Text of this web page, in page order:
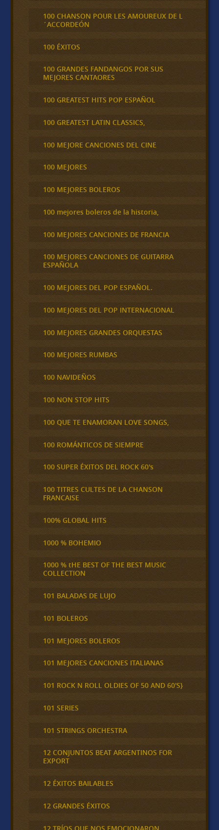
100 CHANSON POUR LES AMOUREUX DE L
´ACCORDEÓN
100 ÉXITOS
100 GRANDES FANDANGOS POR SUS
MEJORES CANTAORES
100 GREATEST HITS POP ESPAÑOL
100 GREATEST LATIN CLASSICS,
100 MEJORE CANCIONES DEL CINE
100 MEJORES
100 MEJORES BOLEROS
100 mejores boleros de la historia,
100 MEJORES CANCIONES DE FRANCIA
100 MEJORES CANCIONES DE GUITARRA
ESPAÑOLA
100 MEJORES DEL POP ESPAÑOL.
100 MEJORES DEL POP INTERNACIONAL
100 MEJORES GRANDES ORQUESTAS
100 MEJORES RUMBAS
100 NAVIDEÑOS
100 NON STOP HITS
100 QUE TE ENAMORAN LOVE SONGS,
100 ROMÁNTICOS DE SIEMPRE
100 SUPER ÉXITOS DEL ROCK 60's
100 TITRES CULTES DE LA CHANSON
FRANCAISE
100% GLOBAL HITS
1000 % BOHEMIO
1000 % tHE BEST OF THE BEST MUSIC
COLLECTION
101 BALADAS DE LUJO
101 BOLEROS
101 MEJORES BOLEROS
101 MEJORES CANCIONES ITALIANAS
101 ROCK N ROLL OLDIES OF 50 AND 60'S}
101 SERIES
101 STRINGS ORCHESTRA
12 CONJUNTOS BEAT ARGENTINOS FOR
EXPORT
12 ÉXITOS BAILABLES
12 GRANDES ÉXITOS